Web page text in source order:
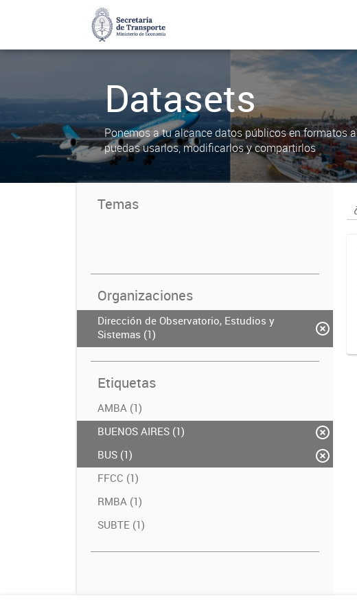
Datasets
Ponemos a tu alcance datos públicos en formatos
puedas usarlos, modificarlos y compartirlos
Temas
Organizaciones
Dirección de Observatorio, Estudios y
Sistemas (1)
Etiquetas
AMBA (1)
BUENOS AIRES (1)
BUS (1)
FFCC (1)
RMBA (1)
SUBTE (1)